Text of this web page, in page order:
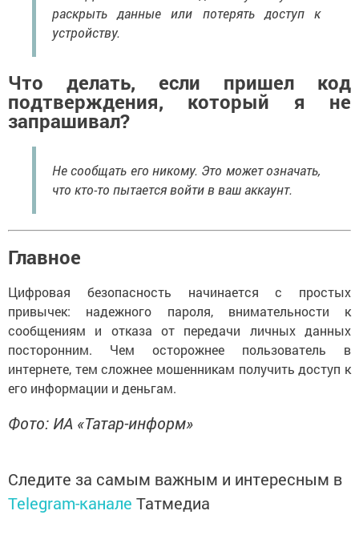
раскрыть данные или потерять доступ к
устройству.
Что делать, если пришел код
подтверждения, который я не
запрашивал?
Не сообщать его никому. Это может означать,
что кто-то пытается войти в ваш аккаунт.
Главное
Цифровая безопасность начинается с простых
привычек: надежного пароля, внимательности к
сообщениям и отказа от передачи личных данных
посторонним. Чем осторожнее пользователь в
интернете, тем сложнее мошенникам получить доступ к
его информации и деньгам.
Фото: ИА «Татар-информ»
Следите за самым важным и интересным в
Telegram-канале Татмедиа